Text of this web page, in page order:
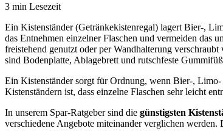
3 min Lesezeit
Ein Kistenständer (Getränkekistenregal) lagert Bier-,
das Entnehmen einzelner Flaschen und vermeiden das
freistehend genutzt oder per Wandhalterung
sind Bodenplatte, Ablagebrett und rutschfeste
Ein Kistenständer sorgt für Ordnung, wenn Bier-,
Kistenständern ist, dass einzelne Flaschen sehr leicht
In unserem Spar-Ratgeber sind die günstigsten
verschiedene Angebote miteinander verglichen